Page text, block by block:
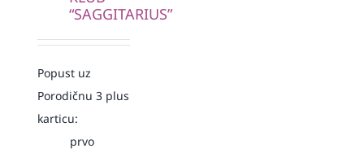
“SAGGITARIUS”
Popust uz
Porodičnu 3 plus
karticu:
prvo